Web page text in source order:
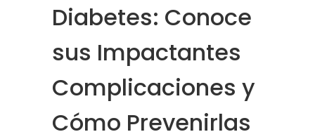
Diabetes: Conoce
sus Impactantes
Complicaciones y
Cómo Prevenirlas